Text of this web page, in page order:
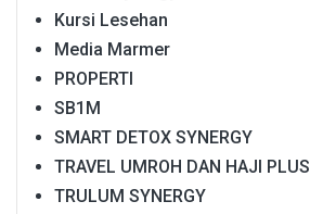
Kursi Lesehan
Media Marmer
PROPERTI
SB1M
SMART DETOX SYNERGY
TRAVEL UMROH DAN HAJI PLUS
TRULUM SYNERGY